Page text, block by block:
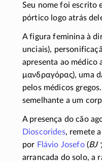
Seu nome foi escrito
pórtico logo atrás
A figura feminina à
unciais),
apresenta ao médico
μανδραγόρας), uma
pelos médicos
semelhante a um
A presença do cão
Dioscorides, remete
por Flávio Josefo(BJ
arrancada do solo, a